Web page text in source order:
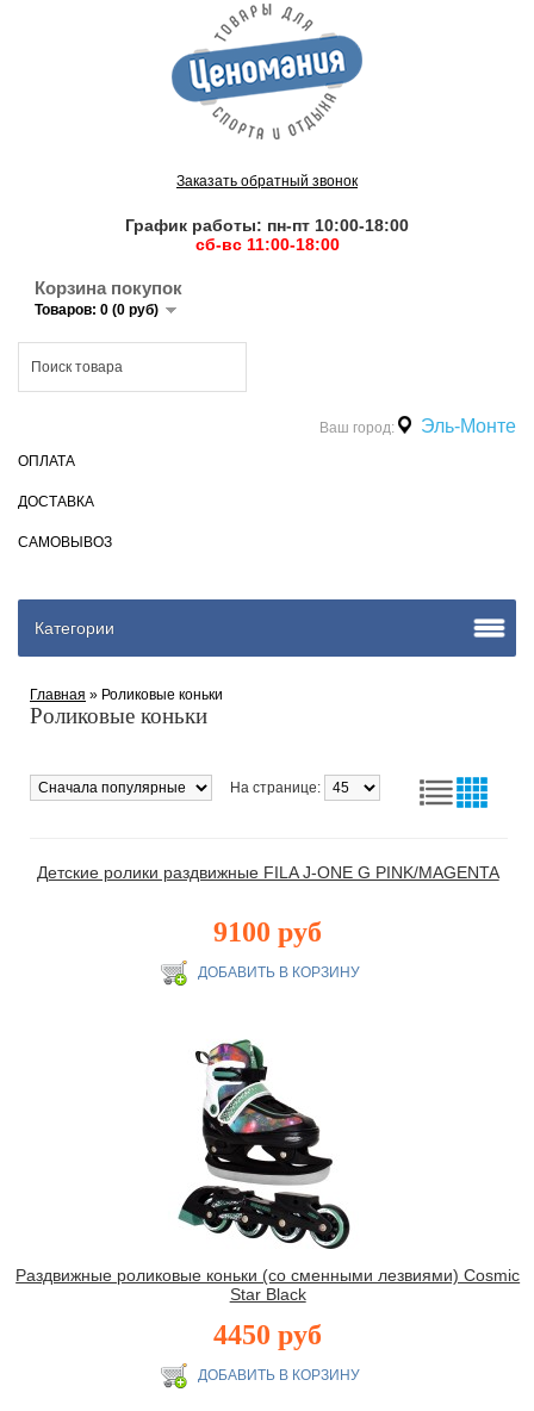
Заказать обратный звонок
График работы: пн-пт 10:00-18:00
сб-вс 11:00-18:00
Корзина покупок
Товаров: 0 (0 руб)
Ваш город: Эль-Монте
ОПЛАТА
ДОСТАВКА
САМОВЫВОЗ
Категории
Главная » Роликовые коньки
Роликовые коньки
На странице:
Детские ролики раздвижные FILA J-ONE G PINK/MAGENTA
9100 руб
Раздвижные роликовые коньки (со сменными лезвиями) Cosmic
Star Black
4450 руб